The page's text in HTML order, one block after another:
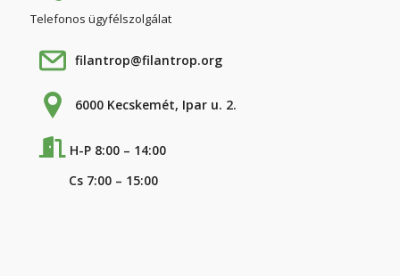
Telefonos ügyfélszolgálat
filantrop@filantrop.org
6000 Kecskemét, Ipar u. 2.
H-P 8:00 – 14:00
Cs 7:00 – 15:00